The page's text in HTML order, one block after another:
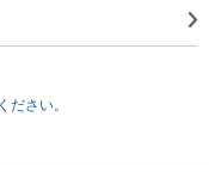
ださい。